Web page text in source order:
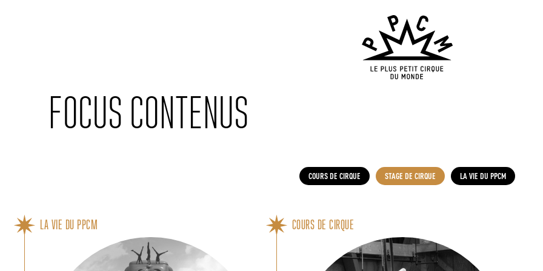
FOCUS CONTENUS
COURS DE CIRQUE STAGE DE CIRQUE LA VIE DU PPCM
LA VIE DU PPCM COURS DE CIRQUE